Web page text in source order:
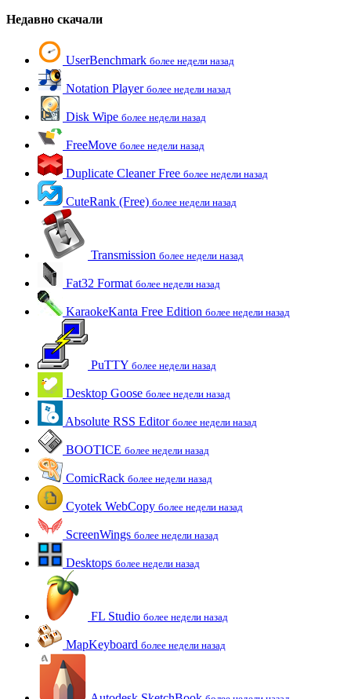
Недавно скачали
UserBenchmark более недели назад
Notation Player более недели назад
Disk Wipe более недели назад
FreeMove более недели назад
Duplicate Cleaner Free более недели назад
CuteRank (Free) более недели назад
Transmission более недели назад
Fat32 Format более недели назад
KaraokeKanta Free Edition более недели назад
PuTTY более недели назад
Desktop Goose более недели назад
Absolute RSS Editor более недели назад
BOOTICE более недели назад
ComicRack более недели назад
Cyotek WebCopy более недели назад
ScreenWings более недели назад
Desktops более недели назад
FL Studio более недели назад
MapKeyboard более недели назад